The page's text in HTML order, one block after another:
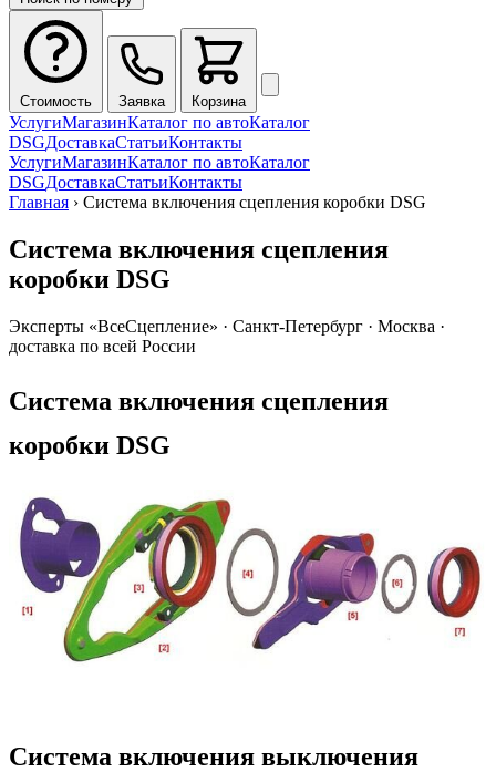
Стоимость Заявка Корзина
УслугиМагазинКаталог по автоКаталог
DSGДоставкаСтатьиКонтакты
УслугиМагазинКаталог по автоКаталог
DSGДоставкаСтатьиКонтакты
Главная › Система включения сцепления коробки DSG
Система включения сцепления
коробки DSG
Эксперты «ВсеСцепление» · Санкт-Петербург · Москва ·
доставка по всей России
Система включения сцепления
коробки DSG
Система включения выключения